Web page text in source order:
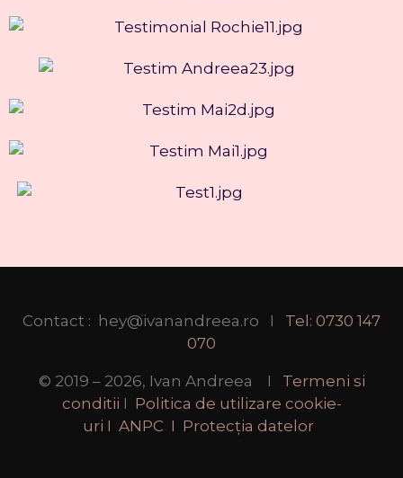
Contact : hey@ivanandreea.ro I
Tel: 0730 147
070
© 2019 – 2026, Ivan Andreea I Termeni si
conditii I Politica de utilizare cookie-
uri I ANPC I Protecția datelor